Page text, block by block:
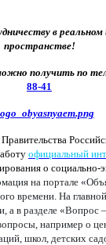
в
пространстве!
получить по
88-41
официальный
о социально-
на портале
времени. На
а в разделе «Вопрос
например о
школ, детских